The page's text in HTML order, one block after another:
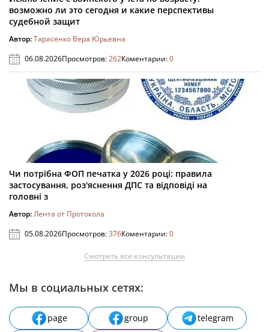
возможно ли это сегодня и какие перспективы
судебной защит
Автор:Тарасенко Вера Юрьевна
06.08.2026Просмотров:262Коментарии:0
Чи потрібна ФОП печатка у 2026 році: правила
застосування, роз'яснення ДПС та відповіді на
головні з
Автор:Лента от Протокола
05.08.2026Просмотров:376Коментарии:0
Смотреть все консультации
Мы в социальных сетях:
page group
telegram